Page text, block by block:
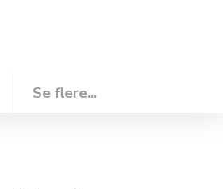
Se flere...